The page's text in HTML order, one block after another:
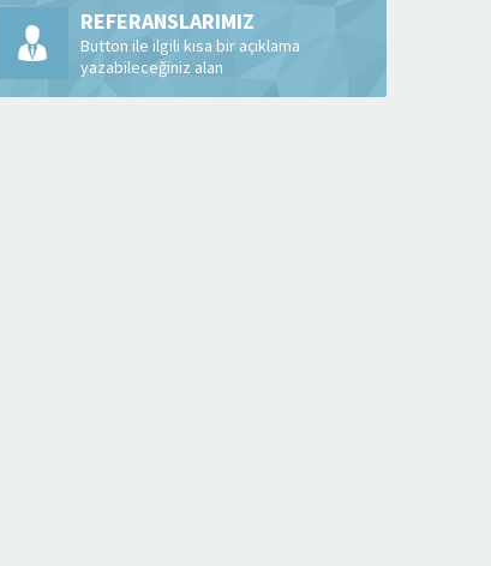
DEVAMINI OKUREFERANSLARIMIZ
Button ile ilgili kısa bir açıklama
yazabileceğiniz alan